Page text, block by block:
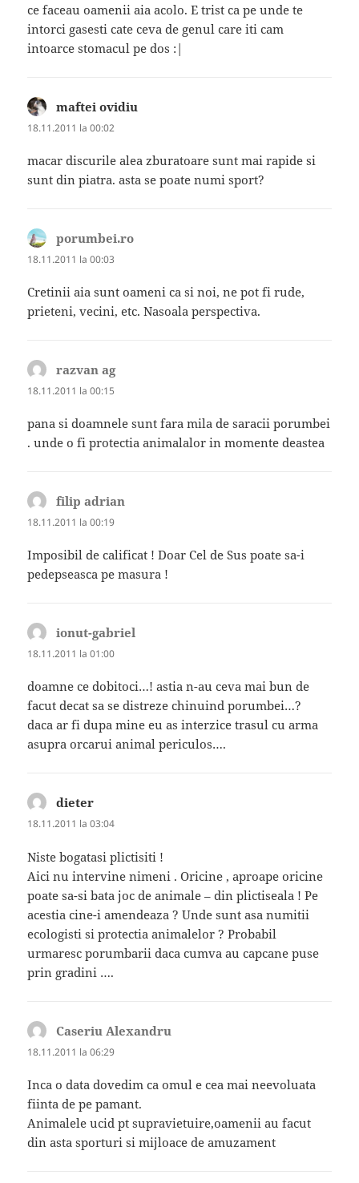
ce faceau oamenii aia acolo. E trist ca pe unde te
intorci gasesti cate ceva de genul care iti cam
intoarce stomacul pe dos :|
maftei ovidiu
18.11.2011 la 00:02
macar discurile alea zburatoare sunt mai rapide si
sunt din piatra. asta se poate numi sport?
porumbei.ro
18.11.2011 la 00:03
Cretinii aia sunt oameni ca si noi, ne pot fi rude,
prieteni, vecini, etc. Nasoala perspectiva.
razvan agspune:
18.11.2011 la 00:15
pana si doamnele sunt fara mila de saracii porumbei
. unde o fi protectia animalalor in momente deastea
filip adrian
18.11.2011 la 00:19
Imposibil de calificat ! Doar Cel de Sus poate sa-i
pedepseasca pe masura !
ionut-gabriel
18.11.2011 la 01:00
doamne ce dobitoci…! astia n-au ceva mai bun de
facut decat sa se distreze chinuind porumbei…?
daca ar fi dupa mine eu as interzice trasul cu arma
asupra orcarui animal periculos….
dieter
18.11.2011 la 03:04
Niste bogatasi plictisiti !
Aici nu intervine nimeni . Oricine , aproape oricine
poate sa-si bata joc de animale – din plictiseala ! Pe
acestia cine-i amendeaza ? Unde sunt asa numitii
ecologisti si protectia animalelor ? Probabil
urmaresc porumbarii daca cumva au capcane puse
prin gradini ….
Caseriu Alexandru
18.11.2011 la 06:29
Inca o data dovedim ca omul e cea mai neevoluata
fiinta de pe pamant.
Animalele ucid pt supravietuire,oamenii au facut
din asta sporturi si mijloace de amuzament